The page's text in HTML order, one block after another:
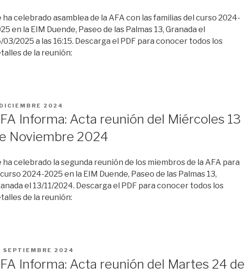
ha celebrado asamblea de la AFA con las familias del curso 2024-
en la EIM Duende, Paseo de las Palmas 13, Granada el
03/2025 a las 16:15. Descarga el PDF para conocer todos los
de la reunión:
2024
Informa: Acta reunión del Miércoles 13
Noviembre 2024
ha celebrado la segunda reunión de los miembros de la AFA para
2024-2025 en la EIM Duende, Paseo de las Palmas 13,
el 13/11/2024. Descarga el PDF para conocer todos los
de la reunión:
SEPTIEMBRE 2024
Informa: Acta reunión del Martes 24 de